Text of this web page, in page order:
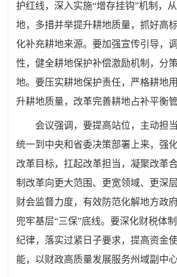
护红线，深入实施“增存挂钩”机制，
地，多措并举提升耕地质量，抓好高
化补充耕地来源。要加强宣传引导，
性，健全耕地保护补偿激励机制，分
地。要压实耕地保护责任，严格耕地
升耕地质量，改革完善耕地占补平衡管
会议强调，要提高站位，主动担
统一到中央和省委决策部署上来，强
改革目标，扛起改革担当，凝聚改革
制改革向更大范围、更宽领域、更深
财会监督力度，有效防范化解地方政
兜牢基层“三保”底线。要深化财税体
纪律，落实过紧日子要求，提高资金
能，以财政高质量发展服务州域副中心